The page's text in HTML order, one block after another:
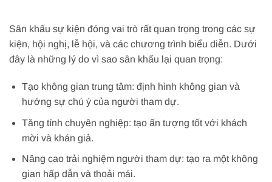
Sân khấu sự kiện đóng vai trò rất quan trọng trong các sự
kiện, hội nghị, lễ hội, và các chương trình biểu diễn. Dưới
đây là những lý do vì sao sân khấu lại quan trọng:
Tạo không gian trung tâm: định hình không gian và
hướng sự chú ý của người tham dự.
Tăng tính chuyên nghiệp: tạo ấn tượng tốt với khách
mời và khán giả.
Nâng cao trải nghiệm người tham dự: tạo ra một không
gian hấp dẫn và thoải mái.